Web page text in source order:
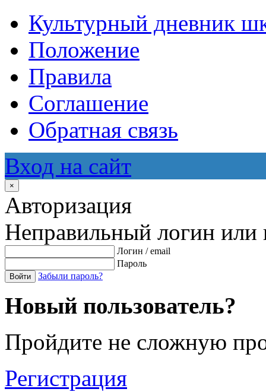
Культурный дневник
Положение
Правила
Соглашение
Обратная связь
Вход на сайт
×
Авторизация
Неправильный логин или
Логин / email
Пароль
Войти Забыли пароль?
Новый пользователь?
Пройдите не сложную
Регистрация